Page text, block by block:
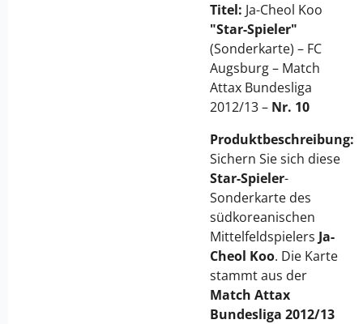
Titel: Ja-Cheol Koo
"Star-Spieler"
(Sonderkarte) – FC
Augsburg – Match
Attax Bundesliga
2012/13 – Nr. 10
Produktbeschreibung:
Sichern Sie sich diese
Star-Spieler-
Sonderkarte des
südkoreanischen
Mittelfeldspielers Ja-
Cheol Koo. Die Karte
stammt aus der
Match Attax
Bundesliga 2012/13